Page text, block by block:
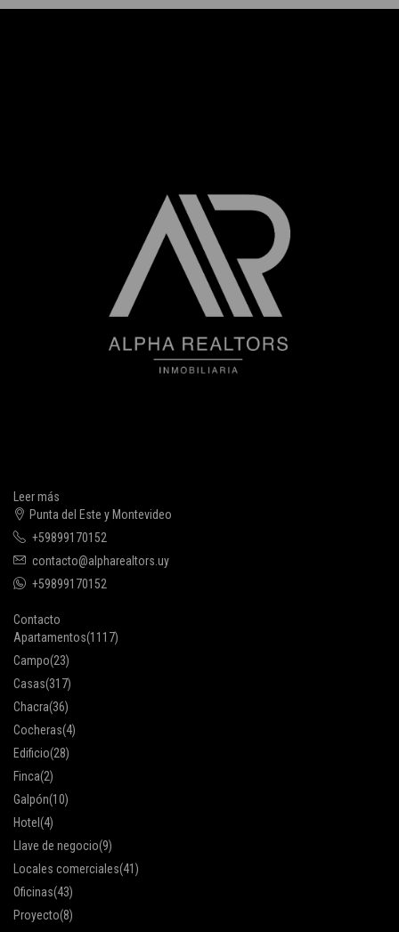
Leer más
Punta del Este y Montevideo
+59899170152
contacto@alpharealtors.uy
+59899170152
Contacto
Apartamentos(1117)
Campo(23)
Casas(317)
Chacra(36)
Cocheras(4)
Edificio(28)
Finca(2)
Galpón(10)
Hotel (4)
Llave de negocio(9)
Locales comerciales(41)
Oficinas(43)
Proyecto(8)